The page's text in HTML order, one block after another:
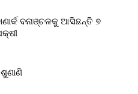
ବନାଞ୍ଚଳକୁ ଆସିଛନ୍ତି ୭